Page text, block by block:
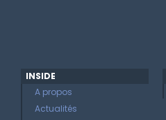
INSIDE
A propos
Actualités